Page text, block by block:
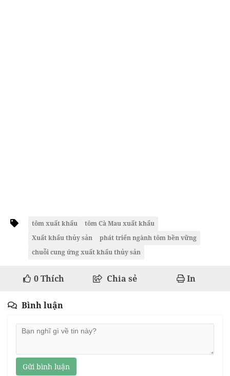
tôm xuất khẩu
tôm Cà Mau xuất khẩu
Xuất khẩu thủy sản
phát triển ngành tôm bền vững
chuỗi cung ứng xuất khẩu thủy sản
0Thích Chia sẻ In
Bình luận
Gửi bình luận